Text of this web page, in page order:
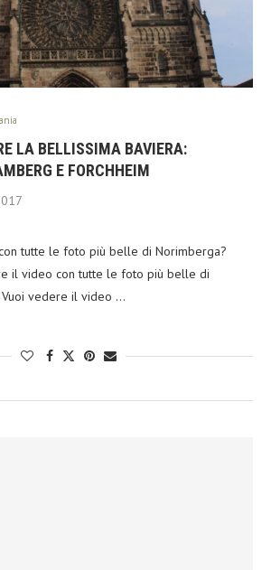
LA BELLISSIMA BAVIERA:
E FORCHHEIM
tutte le foto più belle di Norimberga?
il video con tutte le foto più belle di
Vuoi vedere il video …